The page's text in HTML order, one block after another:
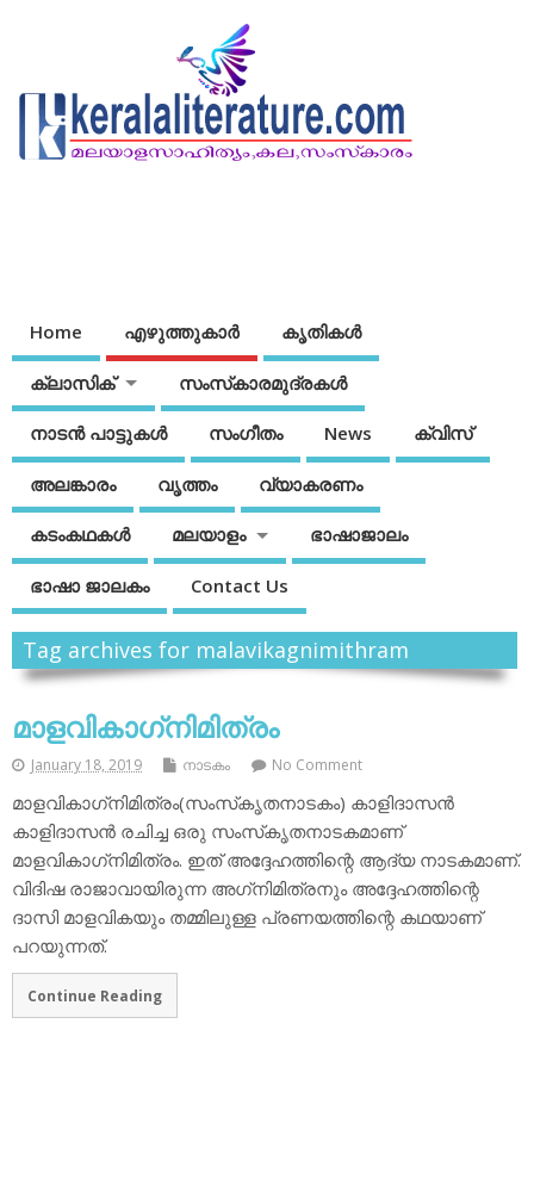
Home എഴുത്തുകാര്‍ കൃതികൾ
ക്ലാസിക് സംസ്‌കാരമുദ്രകള്‍
നാടന്‍ പാട്ടുകള്‍ സംഗീതം News ക്വിസ്
അലങ്കാരം വൃത്തം വ്യാകരണം
കടംകഥകള്‍ മലയാളം ഭാഷാജാലം
ഭാഷാ ജാലകം Contact Us
Tag archives for malavikagnimithram
മാളവികാഗ്‌നിമിത്രം
January 18, 2019 നാടകം No Comment
മാളവികാഗ്‌നിമിത്രം(സംസ്‌കൃതനാടകം) കാളിദാസന്‍
കാളിദാസന്‍ രചിച്ച ഒരു സംസ്‌കൃതനാടകമാണ്
മാളവികാഗ്‌നിമിത്രം. ഇത് അദ്ദേഹത്തിന്റെ ആദ്യ നാടകമാണ്.
വിദിഷ രാജാവായിരുന്ന അഗ്‌നിമിത്രനും അദ്ദേഹത്തിന്റെ
ദാസി മാളവികയും തമ്മിലുള്ള പ്രണയത്തിന്റെ കഥയാണ്
പറയുന്നത്.
Continue Reading